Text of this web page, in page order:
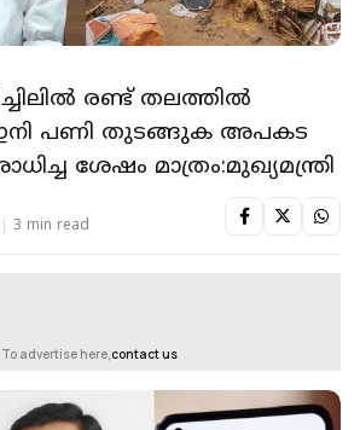
രണ്ട് തലത്തിൽ
പണി തുടങ്ങുക അപകട
ശേഷം മാത്രം:മുഖ്യമന്ത്രി
3 min read
To advertise here, contact us